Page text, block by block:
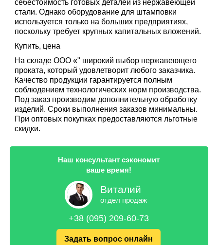
себестоимость готовых деталей из нержавеющей
стали. Однако оборудование для штамповки
используется только на больших предприятиях,
поскольку требует крупных капитальных вложений.
Купить, цена
На складе ООО «" широкий выбор нержавеющего
проката, который удовлетворит любого заказчика.
Качество продукции гарантируется полным
соблюдением технологических норм производства.
Под заказ производим дополнительную обработку
изделий. Сроки выполнения заказов минимальны.
При оптовых покупках предоставляются льготные
скидки.
Наш консультант сэкономит
ваше время!
Виталий
отдел продаж
+38 (095) 209-60-73
Задать вопрос онлайн